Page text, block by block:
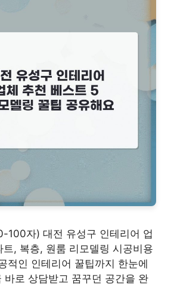
100자) 대전 유성구 인테리어 업
, 복층, 원룸 리모델링 시공비용
적인 인테리어 꿀팁까지 한눈에
바로 상담받고 꿈꾸던 공간을 완